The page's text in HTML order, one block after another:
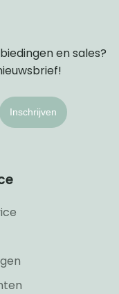
en sales?
Inschrijven